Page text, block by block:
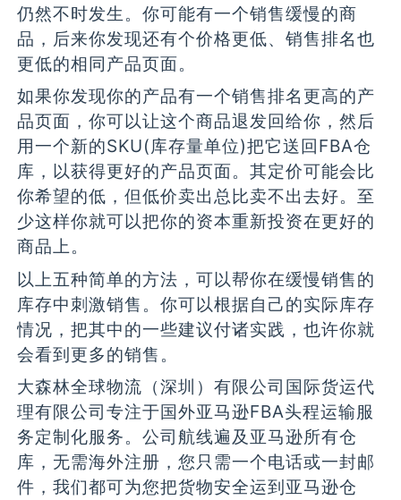
仍然不时发生。你可能有一个销售缓慢的商
品，后来你发现还有个价格更低、销售排名也
更低的相同产品页面。
如果你发现你的产品有一个销售排名更高的产
品页面，你可以让这个商品退发回给你，然后
用一个新的SKU(库存量单位)把它送回FBA仓
库，以获得更好的产品页面。其定价可能会比
你希望的低，但低价卖出总比卖不出去好。至
少这样你就可以把你的资本重新投资在更好的
商品上。
以上五种简单的方法，可以帮你在缓慢销售的
库存中刺激销售。你可以根据自己的实际库存
情况，把其中的一些建议付诸实践，也许你就
会看到更多的销售。
大森林全球物流（深圳）有限公司国际货运代
理有限公司专注于国外亚马逊FBA头程运输服
务定制化服务。公司航线遍及亚马逊所有仓
库，无需海外注册，您只需一个电话或一封邮
件，我们都可为您把货物安全运到亚马逊仓